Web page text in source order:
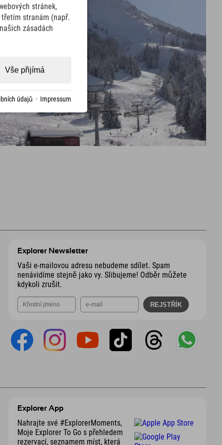
Explorer Newsletter
Vaši e-mailovou adresu nebudeme sdílet. Spam
nenávidíme stejně jako vy. Slibujeme! Odběr můžete
kdykoli zrušit.
Explorer App
Nahrajte své #ExplorerMoments,
Moje Explorer To Go s přehledem
rezervací, seznamem míst, která
stránek,
stranám (např.
zásadách
Vše přijímá
údajů · Impressum